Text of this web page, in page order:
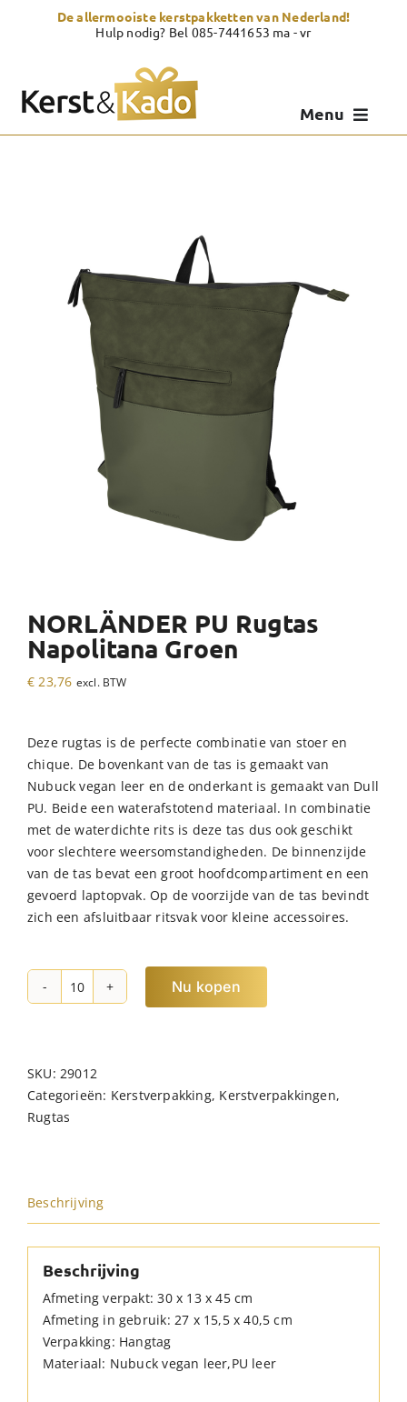
De allermooiste kerstpakketten van Nederland!
Hulp nodig? Bel 085-7441653 ma - vr
Menu
Showroom
Over Kerst & Kado
NORLÄNDER PU Rugtas
Napolitana Groen
€ 23,76 excl. BTW
Deze rugtas is de perfecte combinatie van stoer en
chique. De bovenkant van de tas is gemaakt van
Nubuck vegan leer en de onderkant is gemaakt van Dull
PU. Beide een waterafstotend materiaal. In combinatie
met de waterdichte rits is deze tas dus ook geschikt
voor slechtere weersomstandigheden. De binnenzijde
van de tas bevat een groot hoofdcompartiment en een
gevoerd laptopvak. Op de voorzijde van de tas bevindt
zich een afsluitbaar ritsvak voor kleine accessoires.
NORLÄNDER
Groen
hoeveelheid
Nu kopen
SKU:29012
Categorieën: Kerstverpakking, Kerstverpakkingen,
Rugtas
Beschrijving
Beschrijving
Afmeting verpakt: 30 x 13 x 45 cm
Afmeting in gebruik: 27 x 15,5 x 40,5 cm
Verpakking: Hangtag
Materiaal: Nubuck vegan leer,PU leer